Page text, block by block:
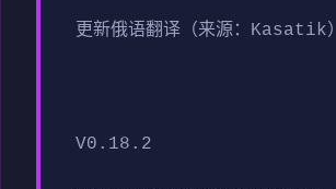
更新俄语翻译（来源：Kasatik）
V0.18.2